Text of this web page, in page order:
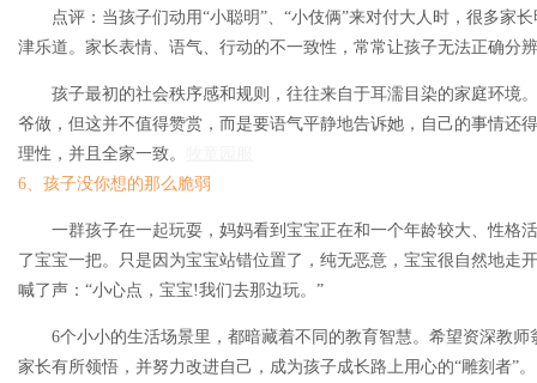
点评：当孩子们动用“小聪明”、“小伎俩”来对付大人时，很多家
津乐道。家长表情、语气、行动的不一致性，常常让孩子无法正确分
孩子最初的社会秩序感和规则，往往来自于耳濡目染的家庭环境
爷做，但这并不值得赞赏，而是要语气平静地告诉她，自己的事情还
理性，并且全家一致。
6、孩子没你想的那么脆弱
一群孩子在一起玩耍，妈妈看到宝宝正在和一个年龄较大、性格
了宝宝一把。只是因为宝宝站错位置了，纯无恶意，宝宝很自然地走
喊了声：“小心点，宝宝!我们去那边玩。”
6个小小的生活场景里，都暗藏着不同的教育智慧。希望资深教
家长有所领悟，并努力改进自己，成为孩子成长路上用心的“雕刻者”。